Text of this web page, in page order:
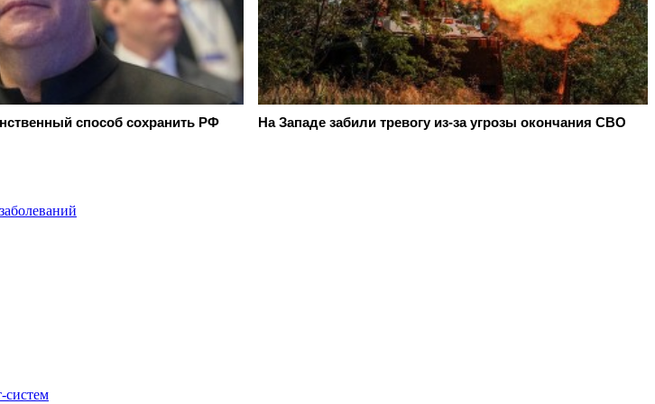
способ сохранить РФ
На Западе забили тревогу из-за угрозы окончания СВО
систем